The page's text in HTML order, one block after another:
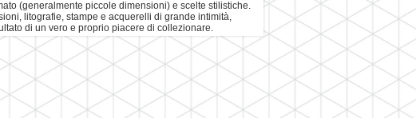
(generalmente piccole dimensioni) e scelte stilistiche.
litografie, stampe e acquerelli di grande intimità,
di un vero e proprio piacere di collezionare.